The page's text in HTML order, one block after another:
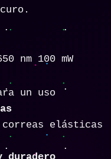
nm 100 mW
un uso
correas elásticas